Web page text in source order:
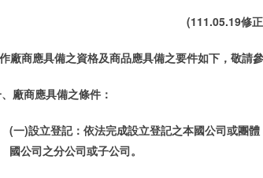
(111.05.19修
廠商應具備之資格及商品應具備之要件如下，敬請參
廠商應具備之條件：
(一)設立登記：依法完成設立登記之本國公司或團
國公司之分公司或子公司。